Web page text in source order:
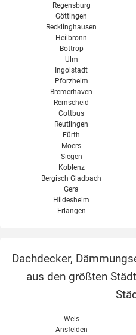
Regensburg
Göttingen
Recklinghausen
Heilbronn
Bottrop
Ulm
Ingolstadt
Pforzheim
Bremerhaven
Remscheid
Cottbus
Reutlingen
Fürth
Moers
Siegen
Koblenz
Bergisch Gladbach
Gera
Hildesheim
Erlangen
Dachdecker,
aus den größten
Wels
Ansfelden